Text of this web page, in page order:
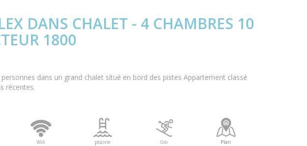
DANS CHALET - 4 CHAMBRES 10
1800
dans un grand chalet situé en bord des pistes Appartement classé
récentes.
Wifi piscine 0m Plan